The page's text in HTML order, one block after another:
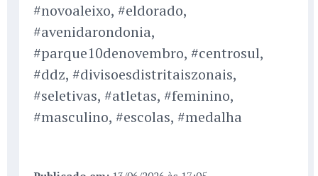
#novoaleixo, #eldorado,
#avenidarondonia,
#parque10denovembro, #centrosul,
#ddz, #divisoesdistritaiszonais,
#seletivas, #atletas, #feminino,
#masculino, #escolas, #medalha